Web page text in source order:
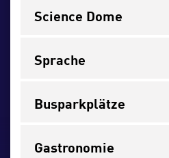
Science Dome
Sprache
Busparkplätze
Gastronomie